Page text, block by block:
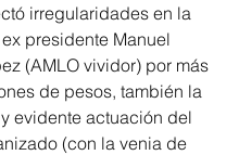
irregularidades en la
presidente Manuel
(AMLO vividor) por más
de pesos, también la
evidente actuación del
(con la venia de